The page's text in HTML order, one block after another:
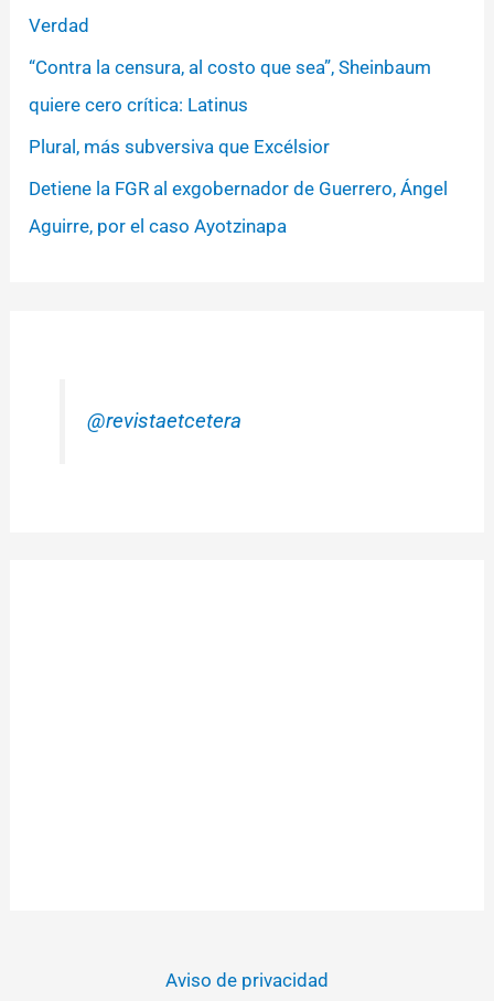
Verdad
“Contra la censura, al costo que sea”, Sheinbaum
quiere cero crítica: Latinus
Plural, más subversiva que Excélsior
Detiene la FGR al exgobernador de Guerrero, Ángel
Aguirre, por el caso Ayotzinapa
@revistaetcetera
Aviso de privacidad